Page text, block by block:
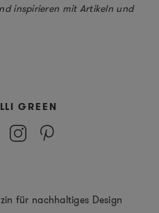
inspirieren mit Artikeln und
GREEN
für nachhaltiges Design